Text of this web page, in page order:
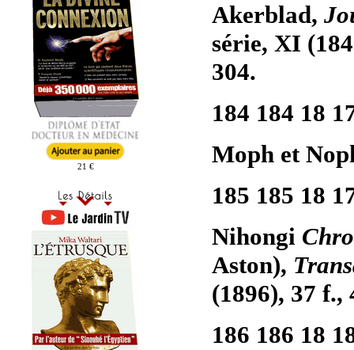
21 €
Akerblad,
série, XI
304.
184 184 18
Moph et
185 185 18
Nihongi
Aston),
(1896), 37 f.,
186 186 18